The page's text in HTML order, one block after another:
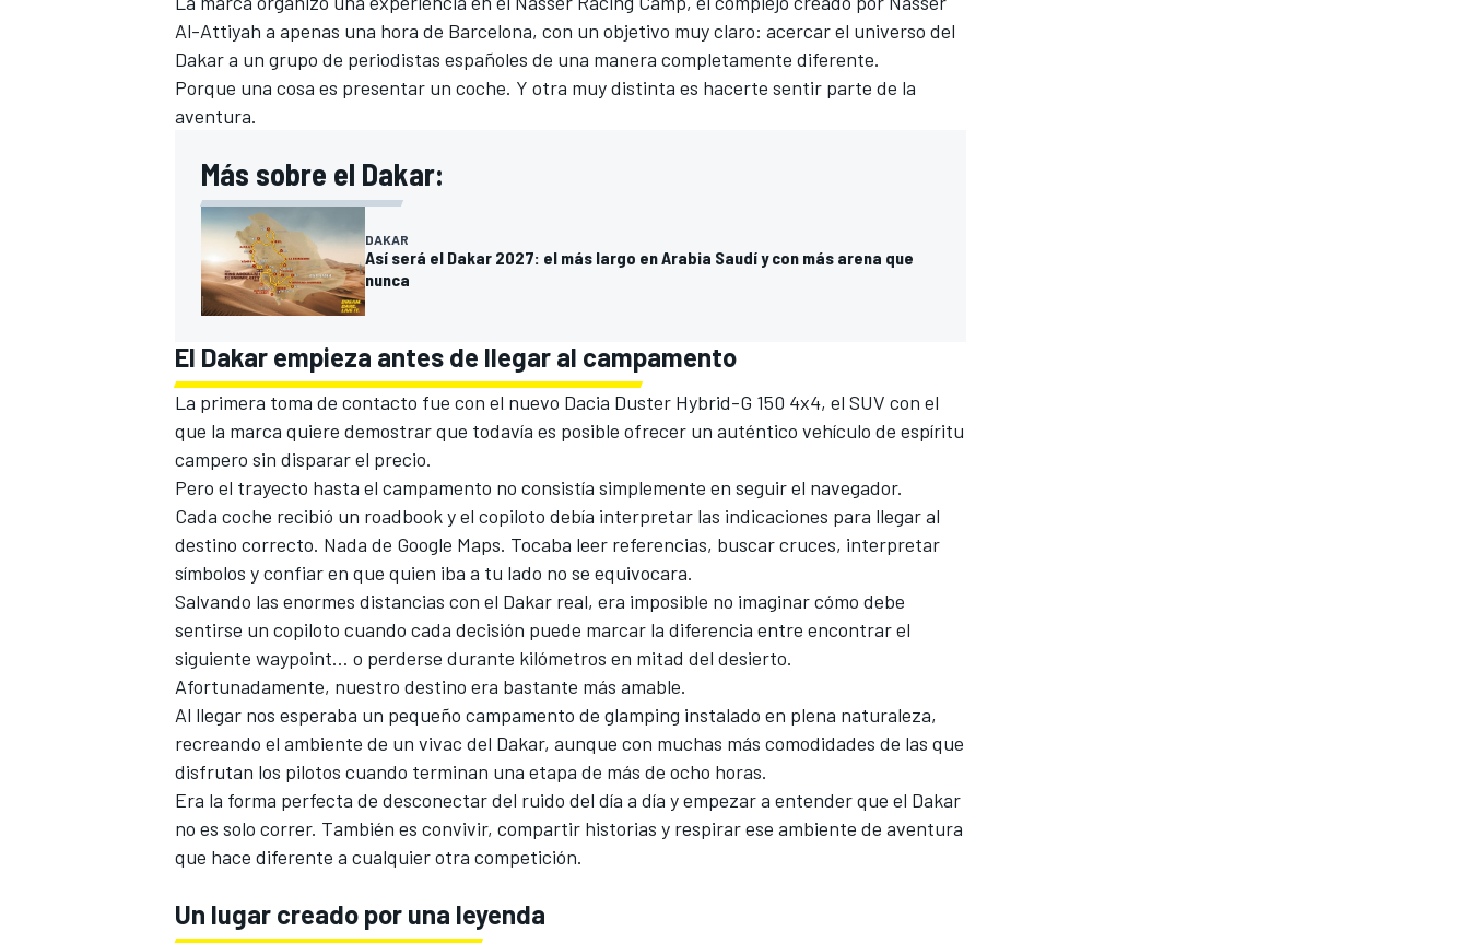
MÁS CATEGORÍAS
Al-Attiyah a apenas una hora de Barcelona, con un objetivo muy claro: acercar el universo del
Dakar a un grupo de periodistas españoles de una manera completamente diferente.
Porque una cosa es presentar un coche. Y otra muy distinta es hacerte sentir parte de la
aventura.
Más sobre el Dakar:
DAKAR
Así será el Dakar 2027: el más largo en Arabia Saudí y con más arena que
nunca
El Dakar empieza antes de llegar al campamento
La primera toma de contacto fue con el nuevo Dacia Duster Hybrid-G 150 4x4, el SUV con el
que la marca quiere demostrar que todavía es posible ofrecer un auténtico vehículo de espíritu
campero sin disparar el precio.
Pero el trayecto hasta el campamento no consistía simplemente en seguir el navegador.
Cada coche recibió un roadbook y el copiloto debía interpretar las indicaciones para llegar al
destino correcto. Nada de Google Maps. Tocaba leer referencias, buscar cruces, interpretar
símbolos y confiar en que quien iba a tu lado no se equivocara.
Salvando las enormes distancias con el Dakar real, era imposible no imaginar cómo debe
sentirse un copiloto cuando cada decisión puede marcar la diferencia entre encontrar el
siguiente waypoint… o perderse durante kilómetros en mitad del desierto.
Afortunadamente, nuestro destino era bastante más amable.
Al llegar nos esperaba un pequeño campamento de glamping instalado en plena naturaleza,
recreando el ambiente de un vivac del Dakar, aunque con muchas más comodidades de las que
disfrutan los pilotos cuando terminan una etapa de más de ocho horas.
Era la forma perfecta de desconectar del ruido del día a día y empezar a entender que el Dakar
no es solo correr. También es convivir, compartir historias y respirar ese ambiente de aventura
que hace diferente a cualquier otra competición.
Un lugar creado por una leyenda